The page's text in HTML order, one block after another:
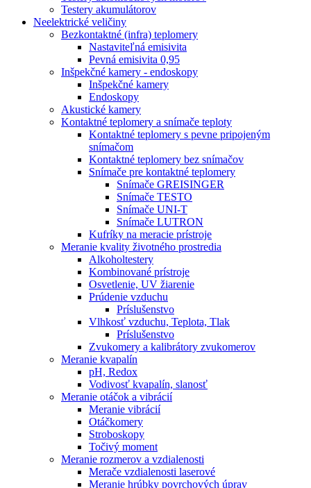
Testery akumulátorov
Neelektrické veličiny
Bezkontaktné (infra) teplomery
Nastaviteľná emisivita
Pevná emisivita 0,95
Inšpekčné kamery - endoskopy
Inšpekčné kamery
Endoskopy
Akustické kamery
Kontaktné teplomery a snímače teploty
Kontaktné teplomery s pevne pripojeným
snímačom
Kontaktné teplomery bez snímačov
Snímače pre kontaktné teplomery
Snímače GREISINGER
Snímače TESTO
Snímače UNI-T
Snímače LUTRON
Kufríky na meracie prístroje
Meranie kvality životného prostredia
Alkoholtestery
Kombinované prístroje
Osvetlenie, UV žiarenie
Prúdenie vzduchu
Príslušenstvo
Vlhkosť vzduchu, Teplota, Tlak
Príslušenstvo
Zvukomery a kalibrátory zvukomerov
Meranie kvapalín
pH, Redox
Vodivosť kvapalín, slanosť
Meranie otáčok a vibrácií
Meranie vibrácií
Otáčkomery
Stroboskopy
Točivý moment
Meranie rozmerov a vzdialenosti
Merače vzdialenosti laserové
Meranie hrúbky povrchových úprav